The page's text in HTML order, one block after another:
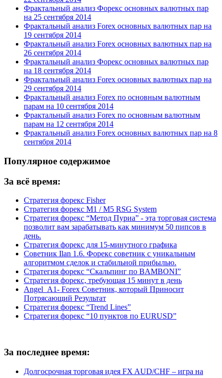
Фрактальный анализ Форекс основных валютных пар
на 25 сентября 2014
Фрактальный анализ Forex основных валютных пар на
19 сентября 2014
Фрактальный анализ Forex основных валютных пар на
26 сентября 2014
Фрактальный анализ Форекс основных валютных пар
на 18 сентября 2014
Фрактальный анализ Forex основных валютных пар на
29 сентября 2014
Фрактальный анализ Forex по основным валютным
парам на 10 сентября 2014
Фрактальный анализ Forex по основным валютным
парам на 12 сентября 2014
Фрактальный анализ Forex основных валютных пар на 8
сентября 2014
Популярное содержимое
За всё время:
Стратегия форекс Fisher
Стратегия форекс M1 / M5 RSG System
Стратегия форекс “Метод Пуриа” - эта торговая система
позволит вам зарабатывать как минимум 50 пипсов в
день.
Стратегия форекс для 15-минутного графика
Советник Ilan 1.6. Форекс советник с уникальным
алгоритмом сделок и стабильной прибылью.
Стратегия форекс “Скальпинг по BAMBONI”
Стратегия форекс, требующая 15 минут в день
Angel_A1- Forex Советник, который Приносит
Потрясающий Результат
Стратегия форекс “Trend Lines”
Стратегия форекс “10 пунктов по EURUSD”
За последнее время:
Долгосрочная торговая идея FX AUD/CHF – игра на